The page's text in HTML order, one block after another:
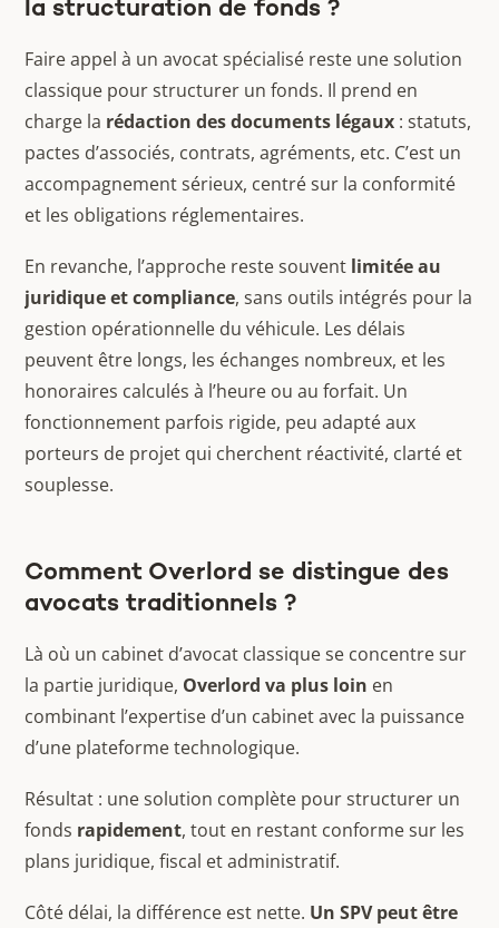
la structuration de fonds ?
Faire appel à un avocat spécialisé reste une solution
classique pour structurer un fonds. Il prend en
charge la rédaction des documents légaux : statuts,
pactes d’associés, contrats, agréments, etc. C’est un
accompagnement sérieux, centré sur la conformité
et les obligations réglementaires.
En revanche, l’approche reste souvent limitée au
juridique et compliance, sans outils intégrés pour la
gestion opérationnelle du véhicule. Les délais
peuvent être longs, les échanges nombreux, et les
honoraires calculés à l’heure ou au forfait. Un
fonctionnement parfois rigide, peu adapté aux
porteurs de projet qui cherchent réactivité, clarté et
souplesse.
Comment Overlord se distingue des
avocats traditionnels ?
Là où un cabinet d’avocat classique se concentre sur
la partie juridique, Overlord va plus loin en
combinant l’expertise d’un cabinet avec la puissance
d’une plateforme technologique.
Résultat : une solution complète pour structurer un
fonds rapidement, tout en restant conforme sur les
plans juridique, fiscal et administratif.
Côté délai, la différence est nette. Un SPV peut être